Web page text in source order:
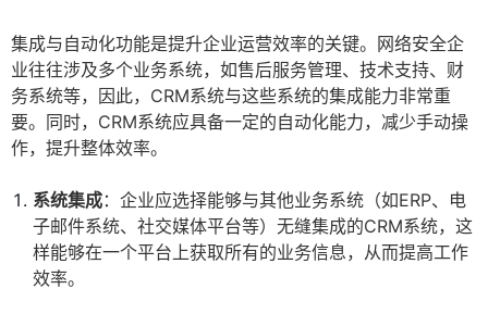
集成与自动化功能是提升企业运营效率的关键。网络安全企
业往往涉及多个业务系统，如售后服务管理、技术支持、财
务系统等，因此，CRM系统与这些系统的集成能力非常重
要。同时，CRM系统应具备一定的自动化能力，减少手动操
作，提升整体效率。
系统集成：企业应选择能够与其他业务系统（如ERP、电
子邮件系统、社交媒体平台等）无缝集成的CRM系统，这
样能够在一个平台上获取所有的业务信息，从而提高工作
效率。